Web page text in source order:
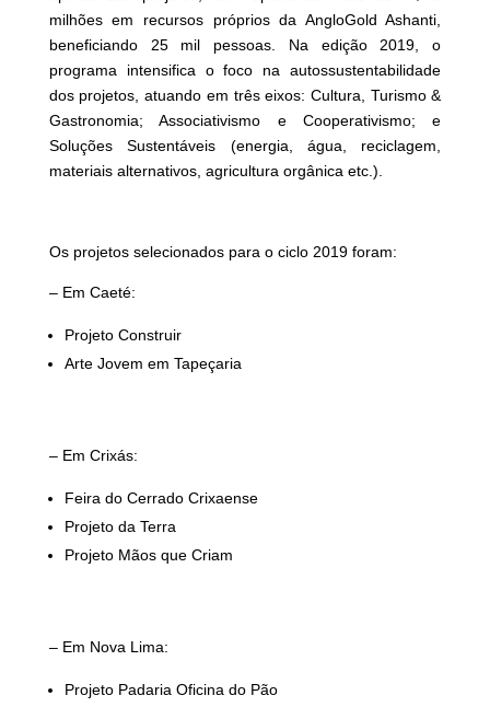
milhões em recursos próprios da AngloGold Ashanti,
beneficiando 25 mil pessoas. Na edição 2019, o
programa intensifica o foco na autossustentabilidade
dos projetos, atuando em três eixos: Cultura, Turismo &
Gastronomia; Associativismo e Cooperativismo; e
Soluções Sustentáveis (energia, água, reciclagem,
materiais alternativos, agricultura orgânica etc.).
Os projetos selecionados para o ciclo 2019 foram:
– Em Caeté:
Projeto Construir
Arte Jovem em Tapeçaria
– Em Crixás:
Feira do Cerrado Crixaense
Projeto da Terra
Projeto Mãos que Criam
– Em Nova Lima:
Projeto Padaria Oficina do Pão